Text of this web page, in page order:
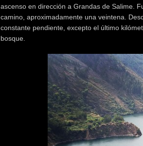
ascenso en dirección a Grandas de Salime.
camino, aproximadamente una veintena.
constante pendiente, excepto el último
bosque.